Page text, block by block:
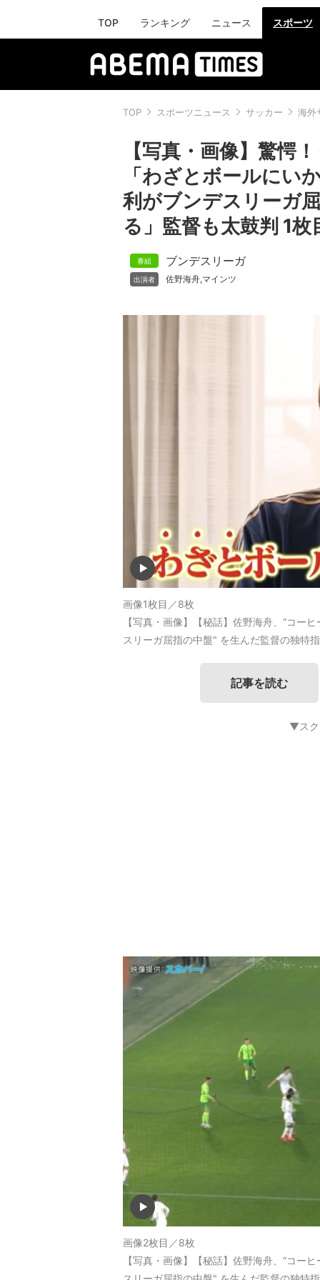
TOP ランキング ニュース スポーツ
TOP スポーツニュース サッカー 海外
【写真・画像】驚愕
「わざとボールにい
利がブンデスリーガ
る」監督も太鼓判 1枚
ブンデスリーガ
佐野海舟,マインツ
画像1枚目／8枚
【写真・画像】【秘話】佐野海舟、“コー
スリーガ屈指の中盤" を生んだ監督の独特
記事を読む
▼スク
画像2枚目／8枚
【写真・画像】【秘話】佐野海舟、“コー